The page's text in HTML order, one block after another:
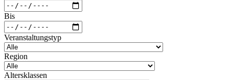
Bis
Veranstaltungstyp
Region
Altersklassen